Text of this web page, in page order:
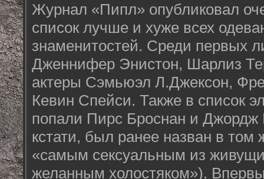
Журнал «Пипл» опубликовал
список лучше и хуже всех
знаменитостей. Среди первых
Дженнифер Энистон, Шарлиз
актеры Сэмьюэл Л.Джексон,
Кевин Спейси. Также в список
попали Пирс Броснан и Джордж
кстати, был ранее назван в
«самым сексуальным из
желанным холостяком»).